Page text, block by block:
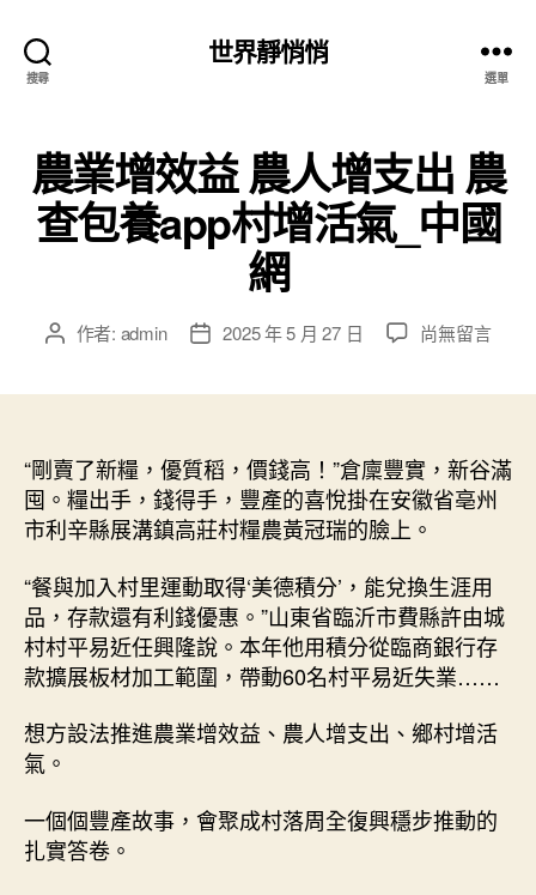
搜尋
世界靜悄悄
選單
農業增效益 農人增支出 農
查包養app村增活氣_中國
網
文 作者: admin
文
期
2025 年 5 月 27 日
在
益
農
人
出
農
查
包
app
活
氣
尚無留言
“剛賣了新糧，優質稻，價錢高！”倉廩豐實，新谷滿
囤。糧出手，錢得手，豐產的喜悅掛在安徽省亳州
市利辛縣展溝鎮高莊村糧農黃冠瑞的臉上。
“餐與加入村里運動取得‘美德積分’，能兌換生涯用
品，存款還有利錢優惠。”山東省臨沂市費縣許由城
村村平易近任興隆說。本年他用積分從臨商銀行存
款擴展板材加工範圍，帶動60名村平易近失業……
想方設法推進農業增效益、農人增支出、鄉村增活
氣。
一個個豐產故事，會聚成村落周全復興穩步推動的
扎實答卷。